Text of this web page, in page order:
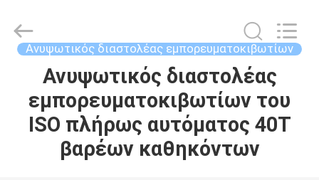
ΣΠΊΤΙ
ΠΡΟΪΌΝΤΑ
ΒΊΝΤΕΟ
GROUP
Ανυψωτικός διαστολέας εμπορευματοκιβωτίων
Ανυψωτικός διαστολέας
εμπορευματοκιβωτίων του
ISO πλήρως αυτόματος 40T
βαρέων καθηκόντων